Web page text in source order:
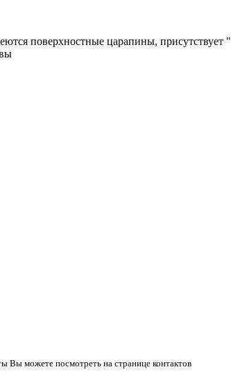
поверхностные царапины,
Вы можете посмотреть на странице контактов